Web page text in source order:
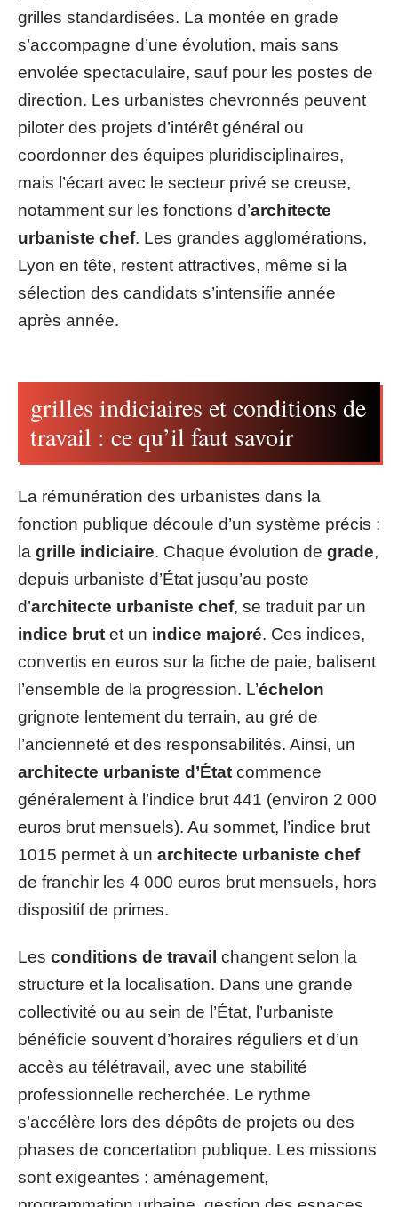
grilles standardisées. La montée en grade
s’accompagne d’une évolution, mais sans
envolée spectaculaire, sauf pour les postes de
direction. Les urbanistes chevronnés peuvent
piloter des projets d’intérêt général ou
coordonner des équipes pluridisciplinaires,
mais l’écart avec le secteur privé se creuse,
notamment sur les fonctions d’architecte
urbaniste chef. Les grandes agglomérations,
Lyon en tête, restent attractives, même si la
sélection des candidats s’intensifie année
après année.
grilles indiciaires et conditions de
travail : ce qu’il faut savoir
La rémunération des urbanistes dans la
fonction publique découle d’un système précis :
la grille indiciaire. Chaque évolution de grade,
depuis urbaniste d’État jusqu’au poste
d’architecte urbaniste chef, se traduit par un
indice brut et un indice majoré. Ces indices,
convertis en euros sur la fiche de paie, balisent
l’ensemble de la progression. L’échelon
grignote lentement du terrain, au gré de
l’ancienneté et des responsabilités. Ainsi, un
architecte urbaniste d’État commence
généralement à l’indice brut 441 (environ 2 000
euros brut mensuels). Au sommet, l’indice brut
1015 permet à un architecte urbaniste chef
de franchir les 4 000 euros brut mensuels, hors
dispositif de primes.
Les conditions de travail changent selon la
structure et la localisation. Dans une grande
collectivité ou au sein de l’État, l’urbaniste
bénéficie souvent d’horaires réguliers et d’un
accès au télétravail, avec une stabilité
professionnelle recherchée. Le rythme
s’accélère lors des dépôts de projets ou des
phases de concertation publique. Les missions
sont exigeantes : aménagement,